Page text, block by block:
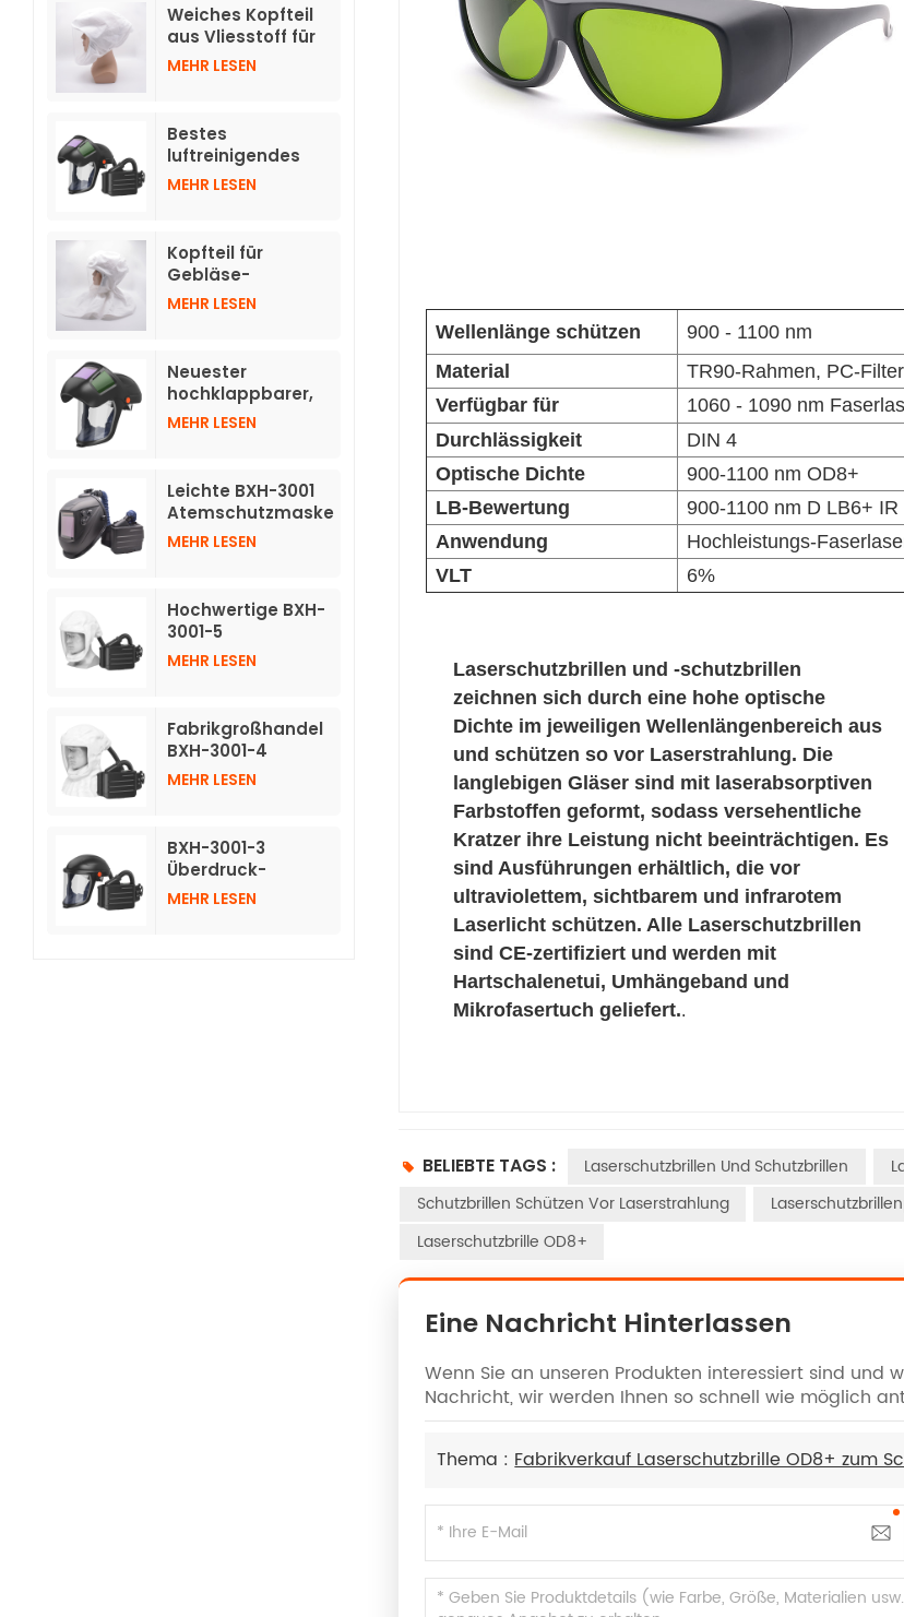
Weiches Kopfteil
aus Vliesstoff für
Gebläse-
MEHR LESEN
Bestes
luftreinigendes
Atemschutzgerät
automatisch
verdunkelnden
Helmen
MEHR LESEN
Kopfteil für
Gebläse-
Atemschutzgeräte
MEHR LESEN
Neuester
hochklappbarer,
automatisch
Atemschutzgeräte
mit Luftreinigung
MEHR LESEN
Leichte BXH-3001
Atemschutzmaske
TH3 mit
Logo und
Schweißhelm
MEHR LESEN
Hochwertige BXH-
3001-5
Atemschutzmasken
MEHR LESEN
Fabrikgroßhandel
BXH-3001-4
Atemschutzmasken
Vlieshaube
MEHR LESEN
BXH-3001-3
Überdruck-
Luftreinigungs-
MEHR LESEN
Wellenlänge schützen
900 - 1100 nm
Material
TR90-Rahmen, PC-Filter
Verfügbar für
1060 - 1090 nm
Durchlässigkeit
DIN 4
Optische Dichte
900-1100 nm OD8+
LB-Bewertung
900-1100 nm D LB6+ IR
Anwendung
Hochleistungs-
VLT
6%
Laserschutzbrillen und -schutzbrillen
zeichnen sich durch eine hohe optische
Dichte im jeweiligen Wellenlängenbereich aus
und schützen so vor Laserstrahlung. Die
langlebigen Gläser sind mit laserabsorptiven
Farbstoffen geformt, sodass versehentliche
Kratzer ihre Leistung nicht beeinträchtigen. Es
sind Ausführungen erhältlich, die vor
ultraviolettem, sichtbarem und infrarotem
Laserlicht schützen. Alle Laserschutzbrillen
sind CE-zertifiziert und werden mit
Hartschalenetui, Umhängeband und
Mikrofasertuch geliefert..
BELIEBTE TAGS : Laserschutzbrillen Und Schutzbrillen
Schutzbrillen Schützen Vor Laserstrahlung
Laserschutzbrille OD8+
Eine Nachricht Hinterlassen
Wenn Sie an unseren Produkten interessiert sind und
Nachricht, wir werden Ihnen so schnell wie möglich
Thema :Fabrikverkauf Laserschutzbrille OD8+ zum